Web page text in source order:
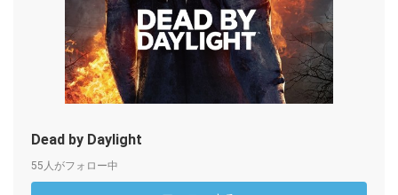
Dead by Daylight
55人がフォロー中